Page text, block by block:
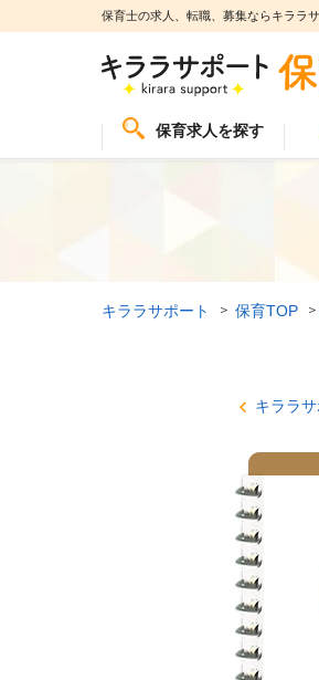
保育士の求人、転職、募集ならキララ
保育求人を探す
キララサポート 保育TOP
キララ